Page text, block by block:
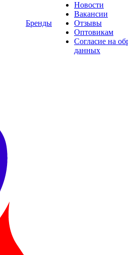
Бренды
Новости
Вакансии
Отзывы
Оптовикам
Cогласие на
данных